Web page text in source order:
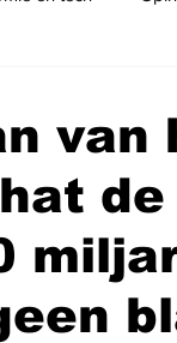
van
de